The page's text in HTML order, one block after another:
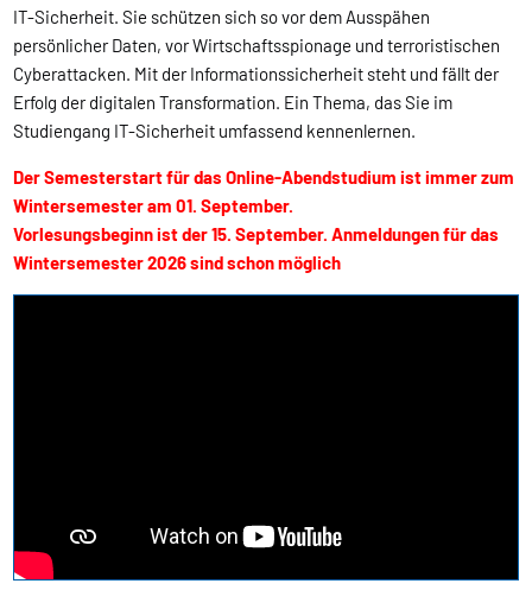
IT-Sicherheit. Sie schützen sich so vor dem Ausspähen
persönlicher Daten, vor Wirtschaftsspionage und terroristischen
Cyberattacken. Mit der Informationssicherheit steht und fällt der
Erfolg der digitalen Transformation. Ein Thema, das Sie im
Studiengang IT-Sicherheit umfassend kennenlernen.
Der Semesterstart für das Online-Abendstudium ist immer zum
Wintersemester am 01. September.
Vorlesungsbeginn ist der 15. September. Anmeldungen für das
Wintersemester 2026 sind schon möglich